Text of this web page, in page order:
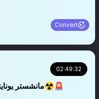
Convert
02:49:32
مانشستر يونايتد ☢️🚨 ماذا يحدث خلف الكواليس☢️🚨